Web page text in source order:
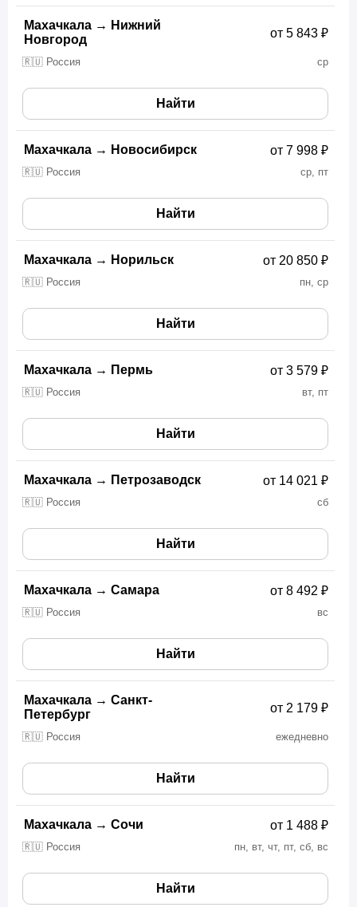
Махачкала → Нижний
Новгород
🇷🇺 Россия ср
от 5 843 ₽
Найти
Махачкала → Новосибирск
🇷🇺 Россия ср, пт
от 7 998 ₽
Найти
Махачкала → Норильск
🇷🇺 Россия пн, ср
от 20 850 ₽
Найти
Махачкала → Пермь
🇷🇺 Россия вт, пт
от 3 579 ₽
Найти
Махачкала → Петрозаводск
🇷🇺 Россия сб
от 14 021 ₽
Найти
Махачкала → Самара
🇷🇺 Россия вс
от 8 492 ₽
Найти
Махачкала → Санкт-
Петербург
🇷🇺 Россия ежедневно
от 2 179 ₽
Найти
Махачкала → Сочи
🇷🇺 Россия пн, вт, чт, пт, сб, вс
от 1 488 ₽
Найти